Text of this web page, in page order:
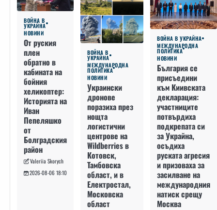
ВОЙНА В
УКРАЙНА
НОВИНИ
От руския
плен
обратно в
кабината на
бойния
хеликоптер:
Историята на
Иван
Пепеляшко
от
Болградския
район
Valeriia Skorych
2026-08-06 18:10
ВОЙНА В
УКРАЙНА
МЕЖДУНАРОДНА
ПОЛИТИКА
НОВИНИ
Украински
дронове
поразиха през
нощта
логистични
центрове на
Wildberries в
Котовск,
Тамбовска
област, и в
Електростал,
Московска
област
ВОЙНА В УКРАЙНА
МЕЖДУНАРОДНА
ПОЛИТИКА
НОВИНИ
България се
присъедини
към Киивската
декларация:
участниците
потвърдиха
подкрепата си
за Украйна,
осъдиха
руската агресия
и призоваха за
засилване на
международния
натиск срещу
Москва